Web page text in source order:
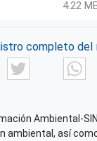
4.22
completo del
Facebook
Ambiental-
ambiental, así